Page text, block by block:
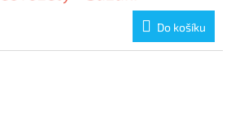
Do košíku